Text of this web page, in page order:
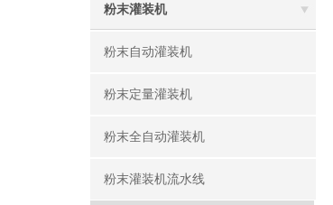
粉末灌装机
粉末自动灌装机
粉末定量灌装机
粉末全自动灌装机
粉末灌装机流水线